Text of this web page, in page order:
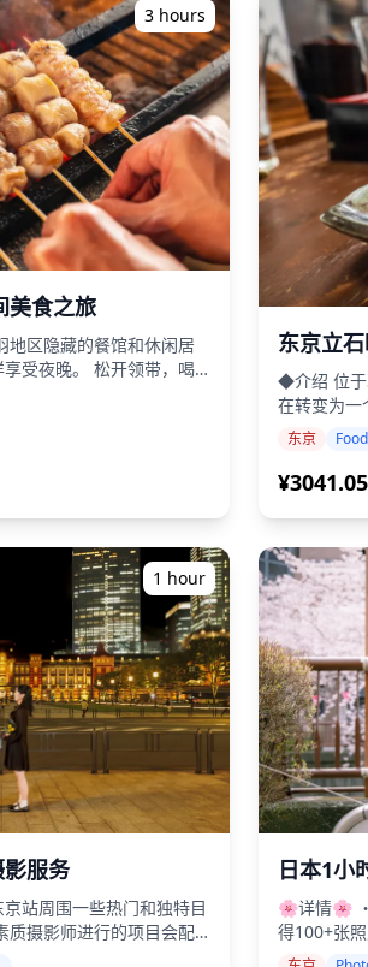
合Instagram的时刻的人必
选择您最喜欢的10张照片进
能会减少。 ・如果在预
有雨，或者拍摄当天意外
安排日期和时间，(2)更
experiences/
experiences/
experiences/
experiences/
experiences/
当地饮酒
和饮食传统 ## **包含项目** - 专业多语种导游（英
语、中文、
现金医疗服务 ## **不包含项目** - 晚餐
- 个人消费 ## **重要信息** - **年龄要求**：所有
参与者必
**团体规模
性化体验 -
Grand
- **结束地
**：提供
休闲装 ## **行程安排** ### **Grand
Hammer**
着“连接”的
各个地区
验到来自
可以享受
及代表巷
Hammer**
抓娃娃机，
一个音乐
合餐饮、饮
CITY POP
效果。 抓
戏项目，让
品。 ## **集合说明** ### **集合地点** 唐吉诃德
银座本馆
GINZA NINE 3,
游开始时
消将收取
情况而重新
(https://
41c4-
3 hours
美食之旅
区隐藏的餐馆和休闲居
松开领带，喝
（日式煎饼）、"火
地菜肴和清酒 ・从当地
当地
含一杯饮料 ・导游 ◆不
费 ・交通费用 ・额外的饮
互认识。 ・参观当
迎的当地餐厅享用烤鸡肉
尝
的当地菜肴，享受当地酿
果您好奇或感兴趣，随时
外景点的信息。 ◆附
订。 ・步行距离适中。
质饮食的人参加。 ・仅
・如果您有任何饮食限
东京立
◆介绍 位于
在转变为一
体验。虽
线，但该
损。这次旅
石中新开的
保留的传统
正在进行的
的新天际线
氛围 ◆包含 ・5个提供当地和季节性食物的美食站
・包含一杯饮料 ・导游
小费 ・交通费
点：京成立石站出口 导游
参与者相互认识。 ・参观新商
石再开发的
和精酿啤酒。 ・翻新的老字号餐厅 在继
烹饪传统的
和炖菜。 ・休闲站立式酒吧 在轻松、现代的环境中
体验现代化
和小吃。 ・探索再开发区域 在导游的带领下漫步再
开发区，探
解该地区的转
・需要2人
素食者或
东京
1 hour
服务
站周围一些热门和独特目
质摄影师进行的项目会配
构图并找出理想的拍摄地
日本1小
🌸详情🌸
得100+张
因拍摄地点